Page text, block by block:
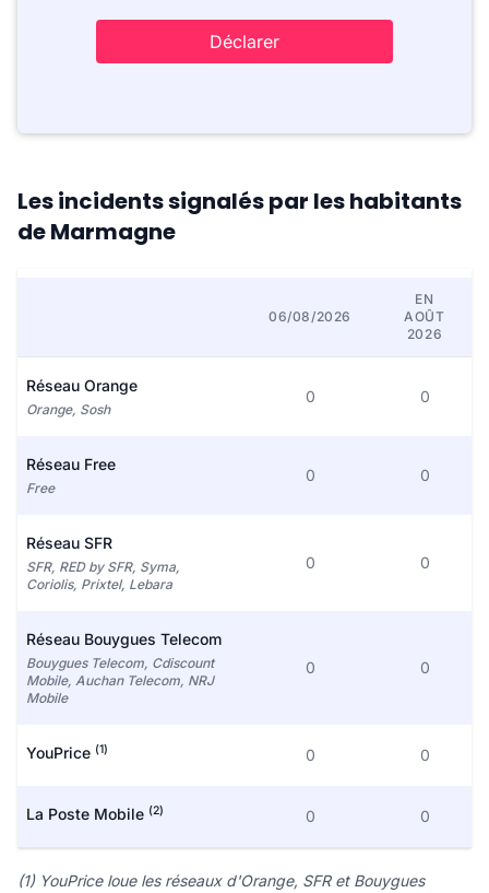
Déclarer
Les incidents signalés par les habitants
de Marmagne
06/08/2026
EN
AOÛT
2026
Réseau Orange
Orange, Sosh
0 0
Réseau Free
Free
0 0
Réseau SFR
SFR, RED by SFR, Syma,
Coriolis, Prixtel, Lebara
0 0
Réseau Bouygues Telecom
Bouygues Telecom, Cdiscount
Mobile, Auchan Telecom, NRJ
Mobile
0 0
YouPrice (1) 0 0
La Poste Mobile (2) 0 0
(1) YouPrice loue les réseaux d'Orange, SFR et Bouygues